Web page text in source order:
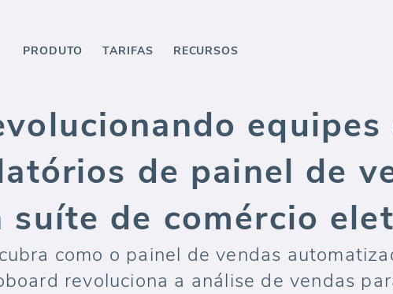
PRODUTO TARIFAS RECURSOS
de painel de
suíte de comércio
como o painel de vendas
revoluciona a análise de vendas